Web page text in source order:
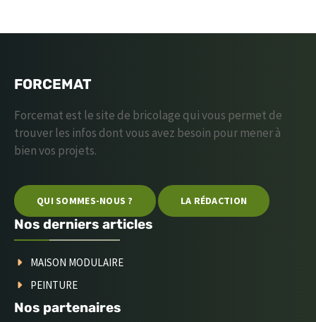
FORCEMAT
Forcemat est le site de bricolage qui vous permet de
trouver les infos dont vous avez besoin pour mener à
bien vos projets.
QUI SOMMES-NOUS ? LA RÉDACTION
Nos derniers articles
MAISON MODULAIRE
PEINTURE
Nos partenaires